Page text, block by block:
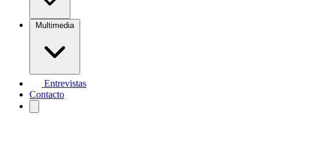
Multimedia
Entrevistas
Contacto